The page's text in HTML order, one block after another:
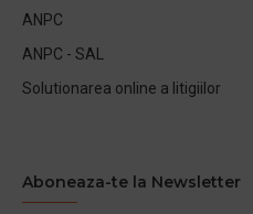
ANPC
ANPC - SAL
Solutionarea online a litigiilor
Aboneaza-te la Newsletter